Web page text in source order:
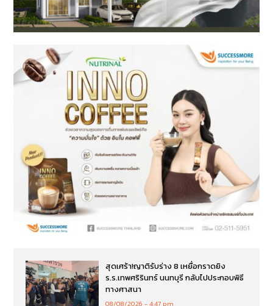
สุดเศร้า!ญาติรับร่าง 8 เหยื่อกราดยิง
ร.ร.เทพศริรินทร์ นนทบุรี กลับไปประกอบพิธี
ทางศาสนา
08/08/2026 4:47 pm